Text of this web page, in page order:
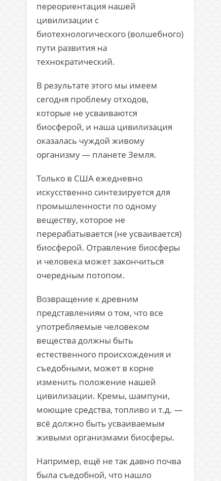
переориентация нашей
цивилизации с
биотехнологического (волшебного)
пути развития на
технократический.
В результате этого мы имеем
сегодня проблему отходов,
которые не усваиваются
биосферой, и наша цивилизация
оказалась чуждой живому
организму — планете Земля.
Только в США ежедневно
искусственно синтезируется для
промышленности по одному
веществу, которое не
перерабатывается (не усваивается)
биосферой. Отравление биосферы
и человека может закончиться
очередным потопом.
Возвращение к древним
представлениям о том, что все
употребляемые человеком
вещества должны быть
естественного происхождения и
съедобными, может в корне
изменить положение нашей
цивилизации. Кремы, шампуни,
моющие средства, топливо и т.д. —
всё должно быть усваиваемым
живыми организмами биосферы.
Например, ещё не так давно почва
была съедобной, что нашло